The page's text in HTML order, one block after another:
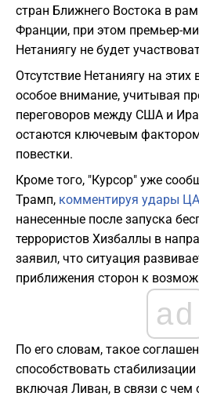
стран Ближнего Востока в
Франции, при этом премьер-
Нетаниягу не будет
Отсутствие Нетаниягу на этих
особое внимание, учитывая
переговоров между США и
остаются ключевым
повестки.
Кроме того, "Курсор" уже
Трамп, комментируя удары
нанесенные после запуска
террористов Хизбаллы в
заявил, что ситуация
приближения сторон к
ad
По его словам, такое
способствовать
включая Ливан, в связи с чем